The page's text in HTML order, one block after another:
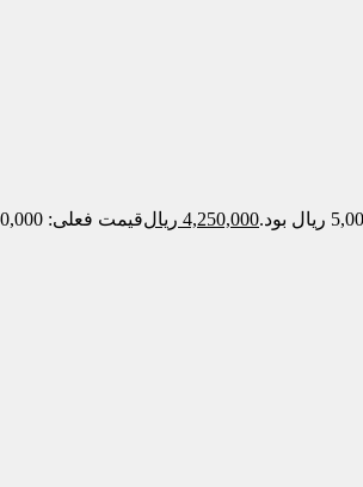
4,250,000 ریالقیمت فعلی: 4,250,000 ریال.